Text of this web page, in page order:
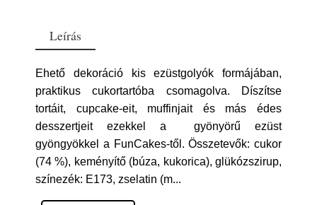
Leírás
Ehető dekoráció kis ezüstgolyók formájában,
praktikus cukortartóba csomagolva. Díszítse
tortáit, cupcake-eit, muffinjait és más édes
desszertjeit ezekkel a gyönyörű ezüst
gyöngyökkel a FunCakes-től. Összetevők: cukor
(74 %), keményítő (búza, kukorica), glükózszirup,
színezék: E173, zselatin (m...